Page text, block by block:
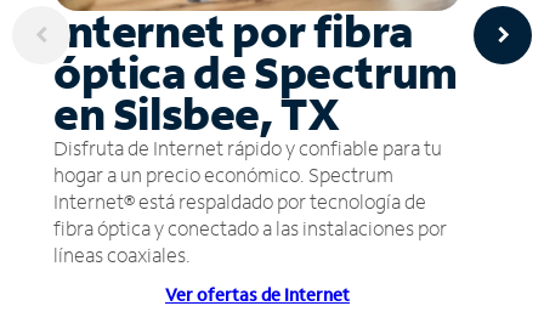
Internet por fibra
óptica de Spectrum
en Silsbee, TX
Disfruta de Internet rápido y confiable para tu
hogar a un precio económico. Spectrum
Internet® está respaldado por tecnología de
fibra óptica y conectado a las instalaciones por
líneas coaxiales.
Ver ofertas de Internet